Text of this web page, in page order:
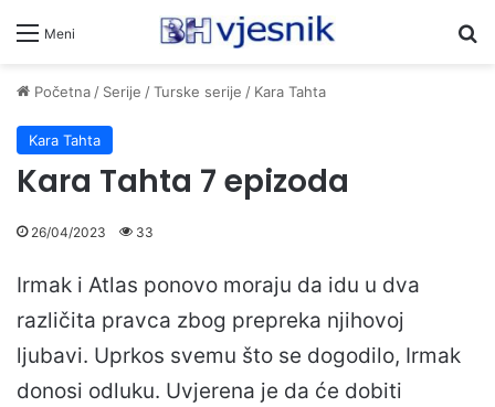
Meni
Početna/ Serije /Turske serije / Kara Tahta
Kara Tahta
Kara Tahta 7 epizoda
26/04/2023 33
Irmak i Atlas ponovo moraju da idu u dva
različita pravca zbog prepreka njihovoj
ljubavi. Uprkos svemu što se dogodilo, Irmak
donosi odluku. Uvjerena je da će dobiti